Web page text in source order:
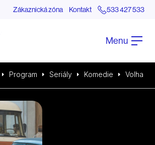
Zákaznická zóna Kontakt 533 427 533
Menu
Program Seriály Komedie Volha